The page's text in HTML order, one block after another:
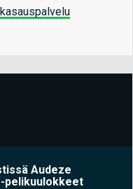
Audeze
-pelikuulokkeet